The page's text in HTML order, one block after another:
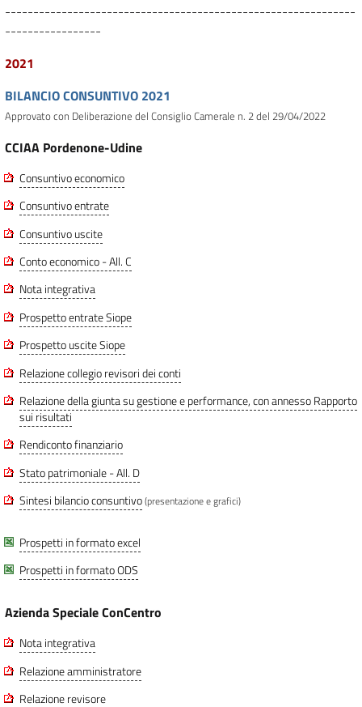
--------------------------------------------------------------
-----------------
2021
BILANCIO CONSUNTIVO 2021
Approvato con Deliberazione del Consiglio Camerale n. 2 del 29/04/2022
CCIAA Pordenone-Udine
Consuntivo economico
Consuntivo entrate
Consuntivo uscite
Conto economico - All. C
Nota integrativa
Prospetto entrate Siope
Prospetto uscite Siope
Relazione collegio revisori dei conti
Relazione della giunta su gestione e performance, con annesso Rapporto
sui risultati
Rendiconto finanziario
Stato patrimoniale - All. D
Sintesi bilancio consuntivo(presentazione e grafici)
Prospetti in formato excel
Prospetti in formato ODS
Azienda Speciale ConCentro
Nota integrativa
Relazione amministratore
Relazione revisore